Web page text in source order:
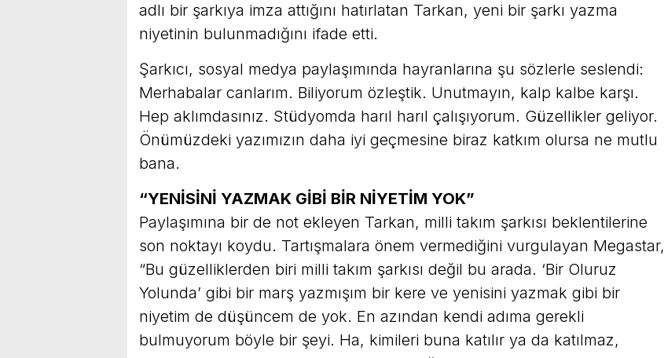
adlı bir şarkıya imza attığını hatırlatan Tarkan, yeni bir şarkı yazma
niyetinin bulunmadığını ifade etti.
Şarkıcı, sosyal medya paylaşımında hayranlarına şu sözlerle seslendi:
Merhabalar canlarım. Biliyorum özleştik. Unutmayın, kalp kalbe karşı.
Hep aklımdasınız. Stüdyomda harıl harıl çalışıyorum. Güzellikler geliyor.
Önümüzdeki yazımızın daha iyi geçmesine biraz katkım olursa ne mutlu
bana.
“YENİSİNİ YAZMAK GİBİ BİR NİYETİM YOK”
Paylaşımına bir de not ekleyen Tarkan, milli takım şarkısı beklentilerine
son noktayı koydu. Tartışmalara önem vermediğini vurgulayan Megastar,
“Bu güzelliklerden biri milli takım şarkısı değil bu arada. ‘Bir Oluruz
Yolunda’ gibi bir marş yazmışım bir kere ve yenisini yazmak gibi bir
niyetim de düşüncem de yok. En azından kendi adıma gerekli
bulmuyorum böyle bir şeyi. Ha, kimileri buna katılır ya da katılmaz,